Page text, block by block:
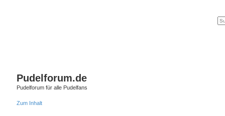
Pudelforum.de
Pudelforum für alle Pudelfans
Zum Inhalt